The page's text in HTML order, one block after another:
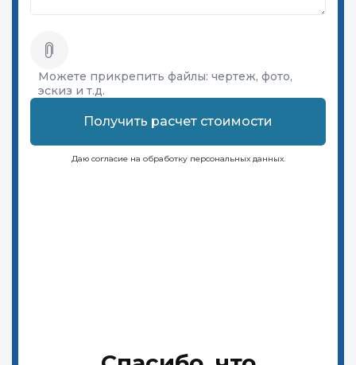
Можете прикрепить файлы: чертеж, фото,
эскиз и т.д.
Получить расчет стоимости
Даю согласие на обработку персональных данных.